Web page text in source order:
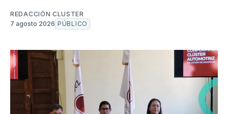
REDACCIÓN CLUSTER
7 agosto 2026 PÚBLICO